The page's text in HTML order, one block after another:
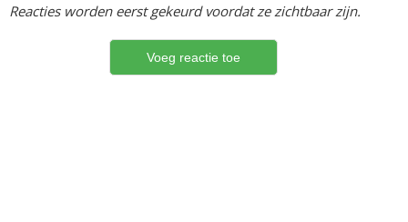
Reacties worden eerst gekeurd voordat ze zichtbaar zijn.